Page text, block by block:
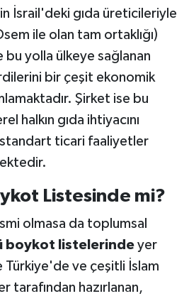
İsrail'deki gıda üreticileriyle
ile olan tam ortaklığı)
bu yolla ülkeye sağlanan
bir çeşit ekonomik
Şirket ise bu
halkın gıda ihtiyacını
standart ticari faaliyetler
Listesinde mi?
olmasa da toplumsal
boykot listelerindeyer
Türkiye'de ve çeşitli İslam
tarafından hazırlanan,